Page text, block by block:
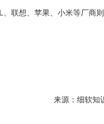
联想、苹果、小米等厂商
来源：细软知